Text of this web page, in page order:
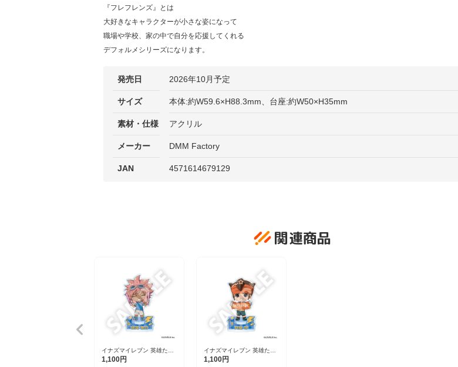
『フレフレンズ』とは
大好きなキャラクターが小さな姿になって
職場や学校、家の中で自分を応援してくれる
デフォルメシリーズになります。
発売日 2026年10月予定
サイズ 本体:約W59.6×H88.3mm、台座:約W50×H35mm
素材・仕様 アクリル
メーカー DMM Factory
JAN 4571614679129
関連商品
イナズマイレブン 英雄たち
のヴィクトリーロード フレ
1,100円
イナズマイレブン 英雄たち
のヴィクトリーロード フレ
1,100円